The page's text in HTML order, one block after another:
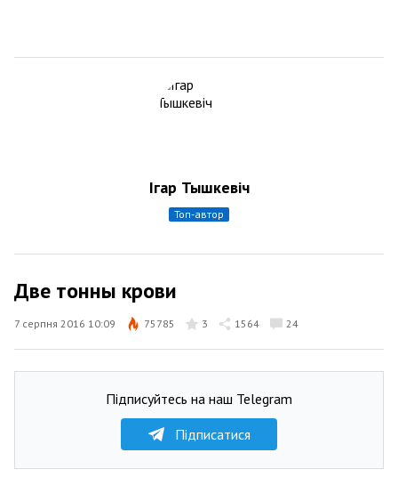
Ігар Тышкевіч
топ-автор
Две тонны крови
7 серпня 2016 10:09 75785 3 1564 24
Підписуйтесь на наш Telegram
Підписатися